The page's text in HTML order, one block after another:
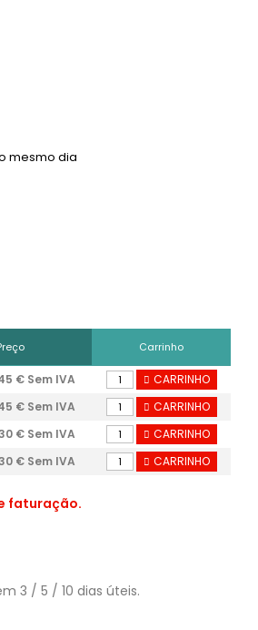
mesmo dia
Carrinho
€ Sem IVA
CARRINHO
€ Sem IVA
CARRINHO
€ Sem IVA
CARRINHO
€ Sem IVA CARRINHO
faturação.
3 / 5 / 10 dias úteis.